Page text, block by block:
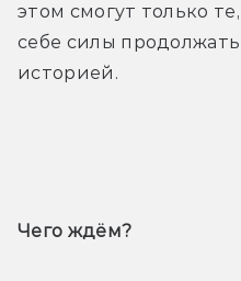
этом смогут только
себе силы
историей.
Чего ждём?